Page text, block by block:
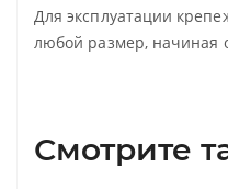
Для эксплуатации
любой размер, начиная
Смотрите